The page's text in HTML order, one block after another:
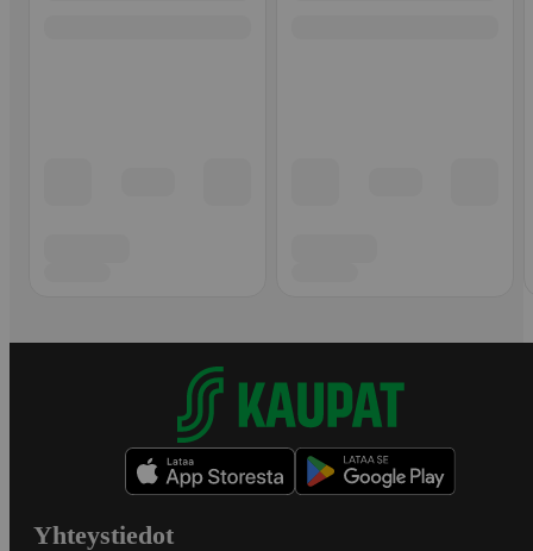
Yhteystiedot